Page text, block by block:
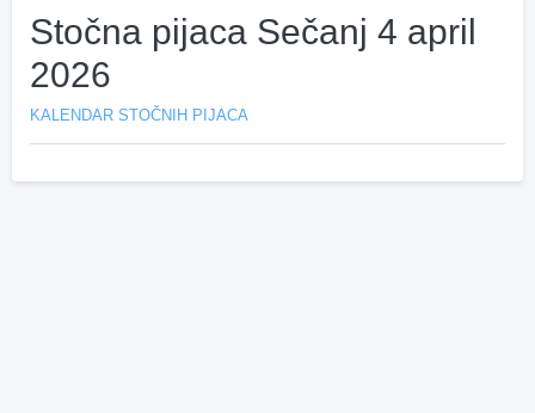
Stočna pijaca Sečanj 4 april
2026
KALENDAR STOČNIH PIJACA